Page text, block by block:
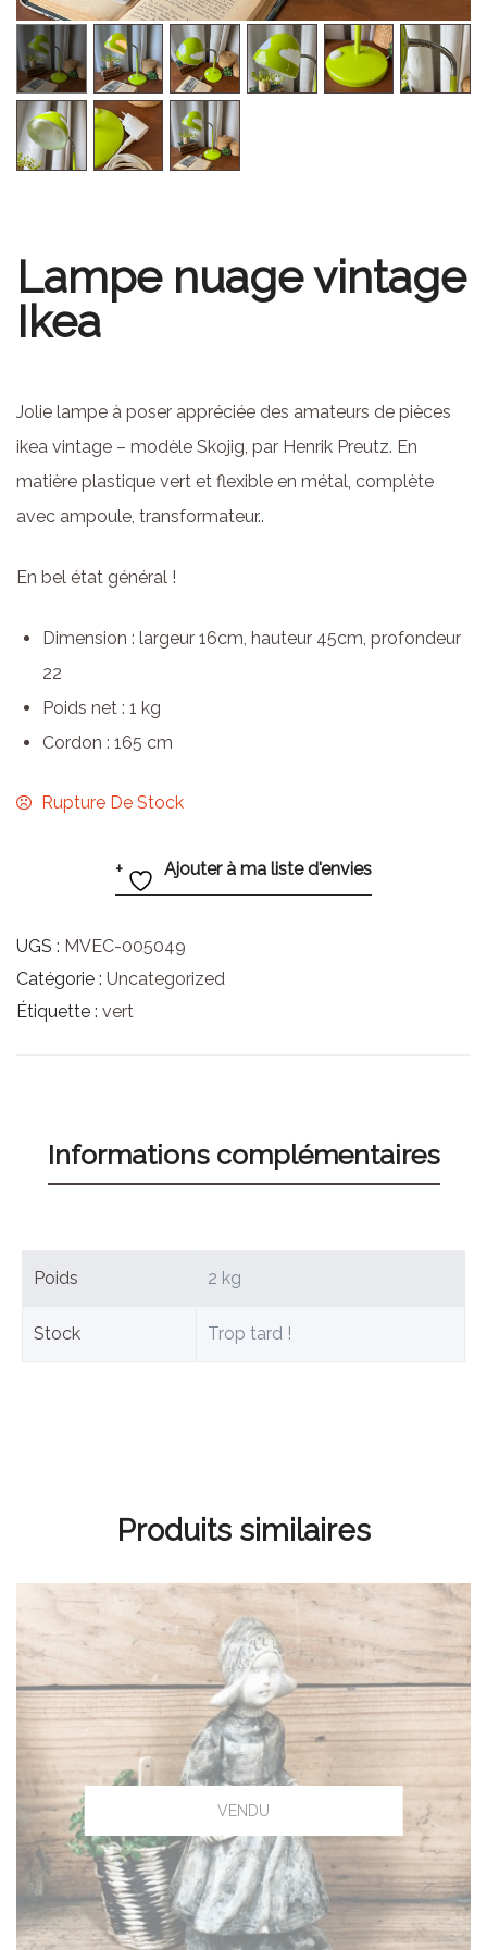
Lampe nuage vintage
Ikea
Jolie lampe à poser appréciée des amateurs de pièces
ikea vintage – modèle Skojig, par Henrik Preutz. En
matière plastique vert et flexible en métal, complète
avec ampoule, transformateur..
En bel état général !
Dimension : largeur 16cm, hauteur 45cm, profondeur
22
Poids net : 1 kg
Cordon : 165 cm
Rupture De Stock
Ajouter à ma liste d'envies
UGS : MVEC-005049
Catégorie : Uncategorized
Étiquette : vert
Informations complémentaires
Poids 2 kg
Stock Trop tard !
Produits similaires